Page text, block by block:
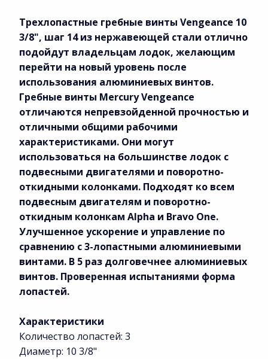
Трехлопастные гребные винты Vengeance 10
3/8", шаг 14 из нержавеющей стали отлично
подойдут владельцам лодок, желающим
перейти на новый уровень после
использования алюминиевых винтов.
Гребные винты Mercury Vengeance
отличаются непревзойденной прочностью и
отличными общими рабочими
характеристиками. Они могут
использоваться на большинстве лодок с
подвесными двигателями и поворотно-
откидными колонками. Подходят ко всем
подвесным двигателям и поворотно-
откидным колонкам Alpha и Bravo One.
Улучшенное ускорение и управление по
сравнению с 3-лопастными алюминиевыми
винтами. В 5 раз долговечнее алюминиевых
винтов. Проверенная испытаниями форма
лопастей.
Характеристики
Количество лопастей: 3
Диаметр: 10 3/8"